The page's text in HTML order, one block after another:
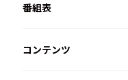
番組表
コンテンツ